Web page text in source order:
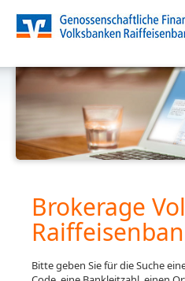
Brokerage
Bitte geben Sie für die Suche